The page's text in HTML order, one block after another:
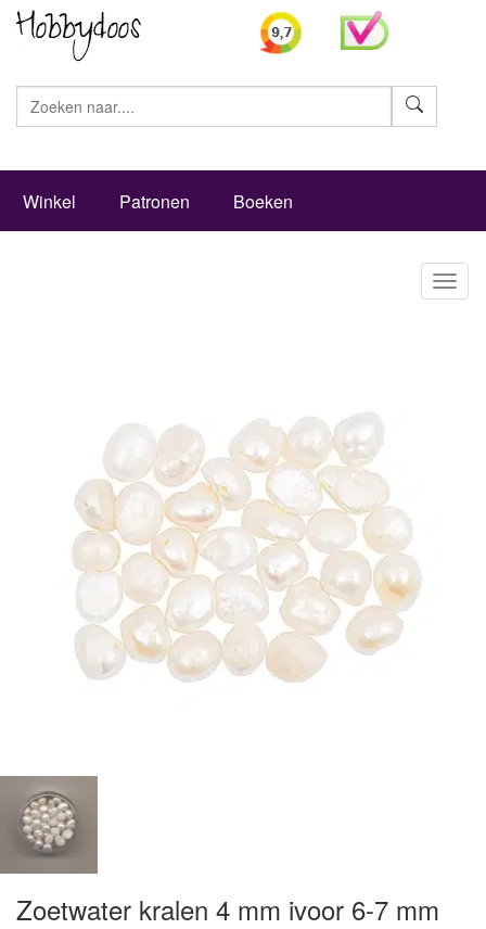
Winkel Patronen Boeken
Zoetwater kralen 4 mm ivoor 6-7 mm